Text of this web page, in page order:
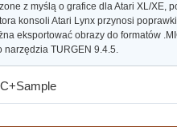
z myślą o grafice dla Atari XL/XE,
konsoli Atari Lynx przynosi
eksportować obrazy do formatów
TURGEN 9.4.5.